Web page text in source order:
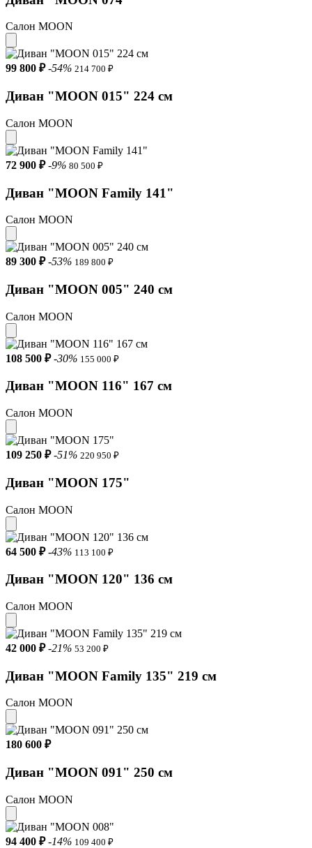
сроком 10 лет.
Габариты (ШхГхВ) 193x104x90 см
Глубина в разложенном виде 207 см
Высота посадочного места 43 см
Высота подлокотника 52 см
Тип материала Велюр
Цвет декора Дуб галиано
Бельевой короб Не входит в комплект (приобретается
дополнительно)
Страна-производитель Россия
Гарантия 18 месяцев
Дополнительная гарантия 10 лет на металлокаркас
Салон MOON
99 800 ₽ -54% 214 700 ₽
Диван "MOON 015" 224 см
Салон MOON
72 900 ₽ -9% 80 500 ₽
Диван "MOON Family 141"
Салон MOON
89 300 ₽ -53% 189 800 ₽
Диван "MOON 005" 240 см
Салон MOON
108 500 ₽ -30% 155 000 ₽
Диван "MOON 116" 167 см
Салон MOON
109 250 ₽ -51% 220 950 ₽
Диван "MOON 175"
Салон MOON
64 500 ₽ -43% 113 100 ₽
Диван "MOON 120" 136 см
Салон MOON
42 000 ₽ -21% 53 200 ₽
Диван "MOON Family 135" 219 см
Салон MOON
180 600 ₽
Диван "MOON 091" 250 см
Салон MOON
94 400 ₽ -14% 109 400 ₽